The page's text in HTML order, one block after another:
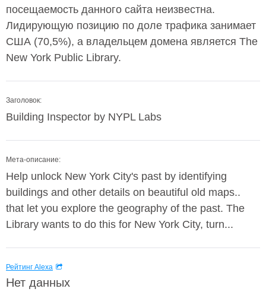
посещаемость данного сайта неизвестна.
Лидирующую позицию по доле трафика занимает
США (70,5%), а владельцем домена является The
New York Public Library.
Заголовок:
Building Inspector by NYPL Labs
Мета-описание:
Help unlock New York City's past by identifying
buildings and other details on beautiful old maps..
that let you explore the geography of the past. The
Library wants to do this for New York City, turn...
Рейтинг Alexa
Нет данных